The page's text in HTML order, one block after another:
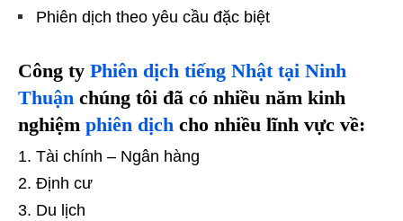
Phiên dịch theo yêu cầu đặc biệt
Công ty Phiên dịch tiếng Nhật tại Ninh
Thuận chúng tôi đã có nhiều năm kinh
nghiệm phiên dịch cho nhiều lĩnh vực về:
Tài chính – Ngân hàng
Định cư
Du lịch